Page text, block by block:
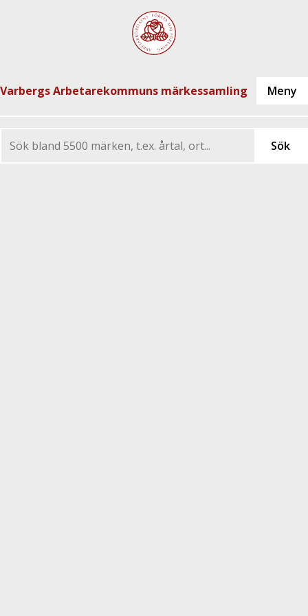
Varbergs Arbetarekommuns märkessamling